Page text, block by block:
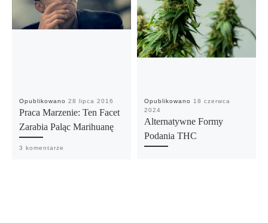
Opublikowano 28 lipca 2016
Praca Marzenie: Ten Facet
Zarabia Paląc Marihuanę
3 komentarze
Opublikowano
18 czerwca
2024
Alternatywne Formy
Podania THC